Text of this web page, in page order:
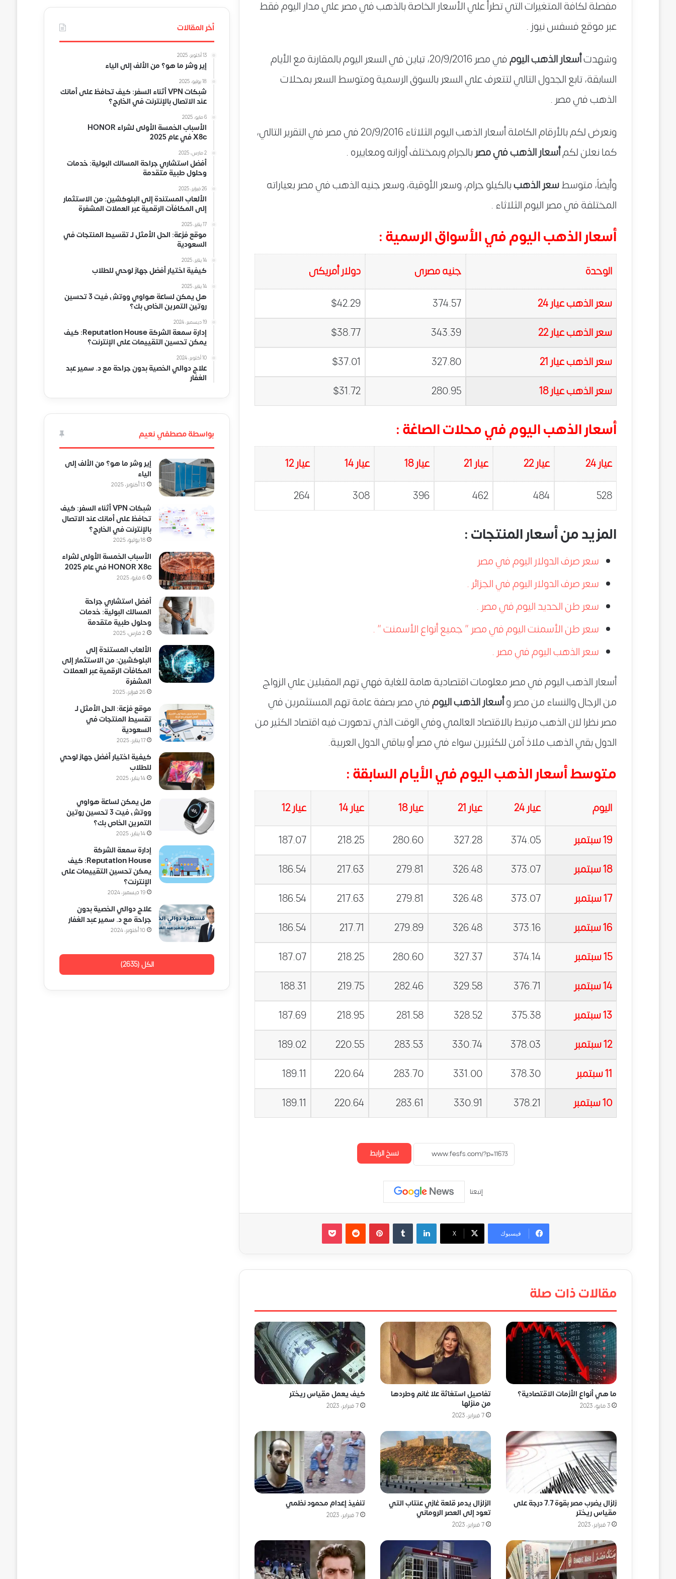
مفصلة لكافة المتغيرات التي تطرأ علي الأسعار الخاصة بالذهب في مصر علي مدار اليوم فقط
عبر موقع فسفس نيوز .
وشهدتأسعار الذهب اليوم
في مصر 20/9/2016، تباين في السعر اليوم بالمقارنة مع الأيام
السابقة، تابع الجدول التالي لتتعرف علي السعر بالسوق الرسمية ومتوسط السعر بمحلات
الذهب في مصر .
ونعرض لكم بالأرقام الكاملة أسعار الذهب اليوم الثلاثاء 20/9/2016 في مصر في التقرير التالي،
كما نعلن لكمأسعار الذهب في مصربالجرام وبمختلف أوزانه ومعاييره .
وأيضاً، متوسطسعر الذهببالكيلو جرام، وسعر الأوقية، وسعر جنيه الذهب في مصر بعياراته
المختلفة في مصر اليوم الثلاثاء .
أسعار الذهباليوم في الأسواق الرسمية :
الوحدة جنيه مصرى
دولار أمريكى
سعر الذهب عيار 24
374.57
$42.29
سعر الذهب عيار 22
343.39
$38.77
سعر الذهب عيار 21
327.80
$37.01
سعر الذهب عيار 18
280.95
$31.72
أسعار الذهباليوم في محلات الصاغة :
عيار 24 عيار 22 عيار 21 عيار 18 عيار 14
عيار 12
528
484
462
396
308
264
المزيد من أسعار المنتجات :
سعر صرف الدولار اليوم في مصر
سعر صرف الدولار اليوم في الجزائر .
سعر طن الحديد اليوم في مصر .
سعر طن الأسمنت اليوم في مصر ” جميع أنواع الأسمنت ” .
سعر الذهب اليوم في مصر .
أسعار الذهب اليوم في مصر معلومات اقتصادية هامة للغاية فهي تهم المقبلين علي الزواج
من الرجال والنساء من مصر وأسعار الذهب اليومفي مصر بصفة عامة تهم المستثمرين في
مصر نظرا لان الذهب مرتبط بالاقتصاد العالمي وفي الوقت الذي تدهورت فيه اقتصاد الكثير من
الدول بقي الذهب ملاذ آمن للكثيرين سواء في مصر أو بباقي الدول العربية.
متوسط أسعار الذهب اليوم في الأيام السابقة :
اليوم عيار 24 عيار 21 عيار 18 عيار 14
عيار 12
19 سبتمبر
374.05
327.28
280.60
218.25
187.07
18 سبتمبر
373.07
326.48
279.81
217.63
186.54
17 سبتمبر
373.07
326.48
279.81
217.63
186.54
16 سبتمبر
373.16
326.48
279.89
217.71
186.54
15 سبتمبر
374.14
327.37
280.60
218.25
187.07
14 سبتمبر
376.71
329.58
282.46
219.75
188.31
13 سبتمبر
375.38
328.52
281.58
218.95
187.69
12 سبتمبر
378.03
330.74
283.53
220.55
189.02
11 سبتمبر
378.30
331.00
283.70
220.64
189.11
10 سبتمبر
378.21
330.91
283.61
220.64
189.11
نسخ الرابط
إتبعنا
فيسبوك ‫X
لينكدإن ‏Tumblr بينتيريست ‏Reddit
‫Pocket
مقالات ذات صلة
ما هي أنواع الأزمات الاقتصادية؟
3 مايو، 2023
تفاصيل استغاثة علا غانم وطردها
من منزلها
7 فبراير، 2023
كيف يعمل مقياس ريختر
7 فبراير، 2023
زلزال يضرب مصر بقوة 7.7 درجة على
مقياس ريختر
7 فبراير، 2023
الزلزال يدمر قلعة غازي عنتاب التي
تعود إلى العصر الروماني
7 فبراير، 2023
تنفيذ إعدام محمود نظمي
7 فبراير، 2023
أخر المقالات
13 أكتوبر، 2025
إير وشر ما هو؟ من الألف إلى الياء
18 يوليو، 2025
شبكات VPN أثناء السفر: كيف تحافظ على أمانك
عند الاتصال بالإنترنت في الخارج؟
6 مايو، 2025
الأسباب الخمسة الأولى لشراء HONOR
X8c في عام 2025
2 مارس، 2025
أفضل استشاري جراحة المسالك البولية: خدمات
وحلول طبية متقدمة
26 فبراير، 2025
الألعاب المستندة إلى البلوكشين: من الاستثمار
إلى المكافآت الرقمية عبر العملات المشفرة
17 يناير، 2025
موقع فزعة: الحل الأمثل لـ تقسيط المنتجات في
السعودية
14 يناير، 2025
كيفية اختيار أفضل جهاز لوحي للطلاب
14 يناير، 2025
هل يمكن لساعة هواوي ووتش فيت 3 تحسين
روتين التمرين الخاص بك؟
19 ديسمبر، 2024
إدارة سمعة الشركة Reputation House: كيف
يمكن تحسين التقييمات على الإنترنت؟
10 أكتوبر، 2024
علاج دوالي الخصية بدون جراحة مع د. سمير عبد
الغفار
بواسطة مصطفي نعيم
إير وشر ما هو؟ من الألف إلى
الياء
13 أكتوبر، 2025
شبكات VPN أثناء السفر: كيف
تحافظ على أمانك عند الاتصال
بالإنترنت في الخارج؟
18 يوليو، 2025
الأسباب الخمسة الأولى لشراء
HONOR X8c في عام 2025
6 مايو، 2025
أفضل استشاري جراحة
المسالك البولية: خدمات
وحلول طبية متقدمة
2 مارس، 2025
الألعاب المستندة إلى
البلوكشين: من الاستثمار إلى
المكافآت الرقمية عبر العملات
المشفرة
26 فبراير، 2025
موقع فزعة: الحل الأمثل لـ
تقسيط المنتجات في
السعودية
17 يناير، 2025
كيفية اختيار أفضل جهاز لوحي
للطلاب
14 يناير، 2025
هل يمكن لساعة هواوي
ووتش فيت 3 تحسين روتين
التمرين الخاص بك؟
14 يناير، 2025
إدارة سمعة الشركة
Reputation House: كيف
يمكن تحسين التقييمات على
الإنترنت؟
19 ديسمبر، 2024
علاج دوالي الخصية بدون
جراحة مع د. سمير عبد الغفار
10 أكتوبر، 2024
الكل (2635)